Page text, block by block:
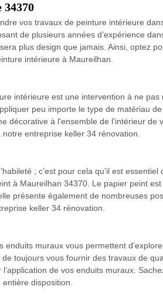
vos travaux de peinture intérieure
de plusieurs années d’expérience
plus design que jamais. Ainsi, optez
intérieure à Maureilhan.
intérieure est une intervention à ne
peu importe le type de matériau
à l'ensemble de l’intérieur de
entreprise keller 34 rénovation.
; c’est pour cela qu’il est essentiel
à Maureilhan 34370. Le papier peint
présente également de nombreuses
keller 34 rénovation.
muraux vous permettent
toujours vous fournir des travaux de
de vos enduits muraux.
disposition.